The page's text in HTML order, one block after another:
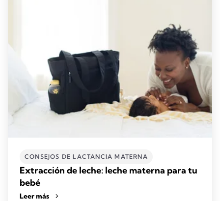
CONSEJOS DE LACTANCIA MATERNA
Extracción de leche: leche materna para tu
bebé
Leer más